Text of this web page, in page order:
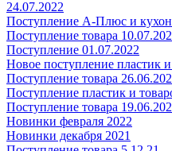
24.07.2022
Поступление А-Плюс и
Поступление товара
Поступление 01.07.2022
Новое поступление пластик
Поступление товара
Поступление пластик и
Поступление товара
Новинки февраля 2022
Новинки декабря 2021